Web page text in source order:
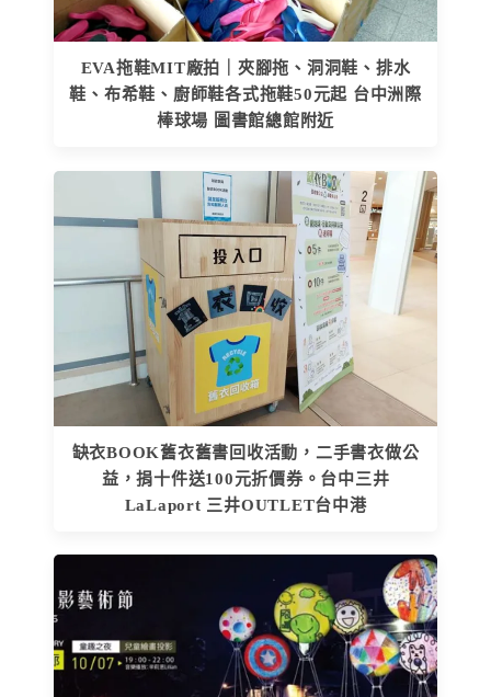
EVA拖鞋MIT廠拍｜夾腳拖、洞洞鞋、排水
鞋、布希鞋、廚師鞋各式拖鞋50元起 台中洲際
棒球場 圖書館總館附近
缺衣BOOK舊衣舊書回收活動，二手書衣做公
益，捐十件送100元折價券。台中三井
LaLaport 三井OUTLET台中港